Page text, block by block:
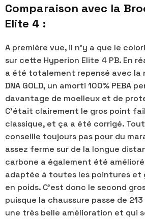
Comparaison avec la
Elite 4 :
A première vue, il n'y a que le
sur cette Hyperion Elite 4 PB. En
a été totalement repensé avec la
DNA GOLD, un amorti 100% PEBA
davantage de moelleux et de
C'était clairement le gros point
classique, et ça a été corrigé.
conseille toujours pas pour du
assez ferme sur de la longue
carbone a également été
adaptée à toutes les pointures et
en poids. C'est donc le second
puisque la chaussure passe de 213
une très belle amélioration et qui